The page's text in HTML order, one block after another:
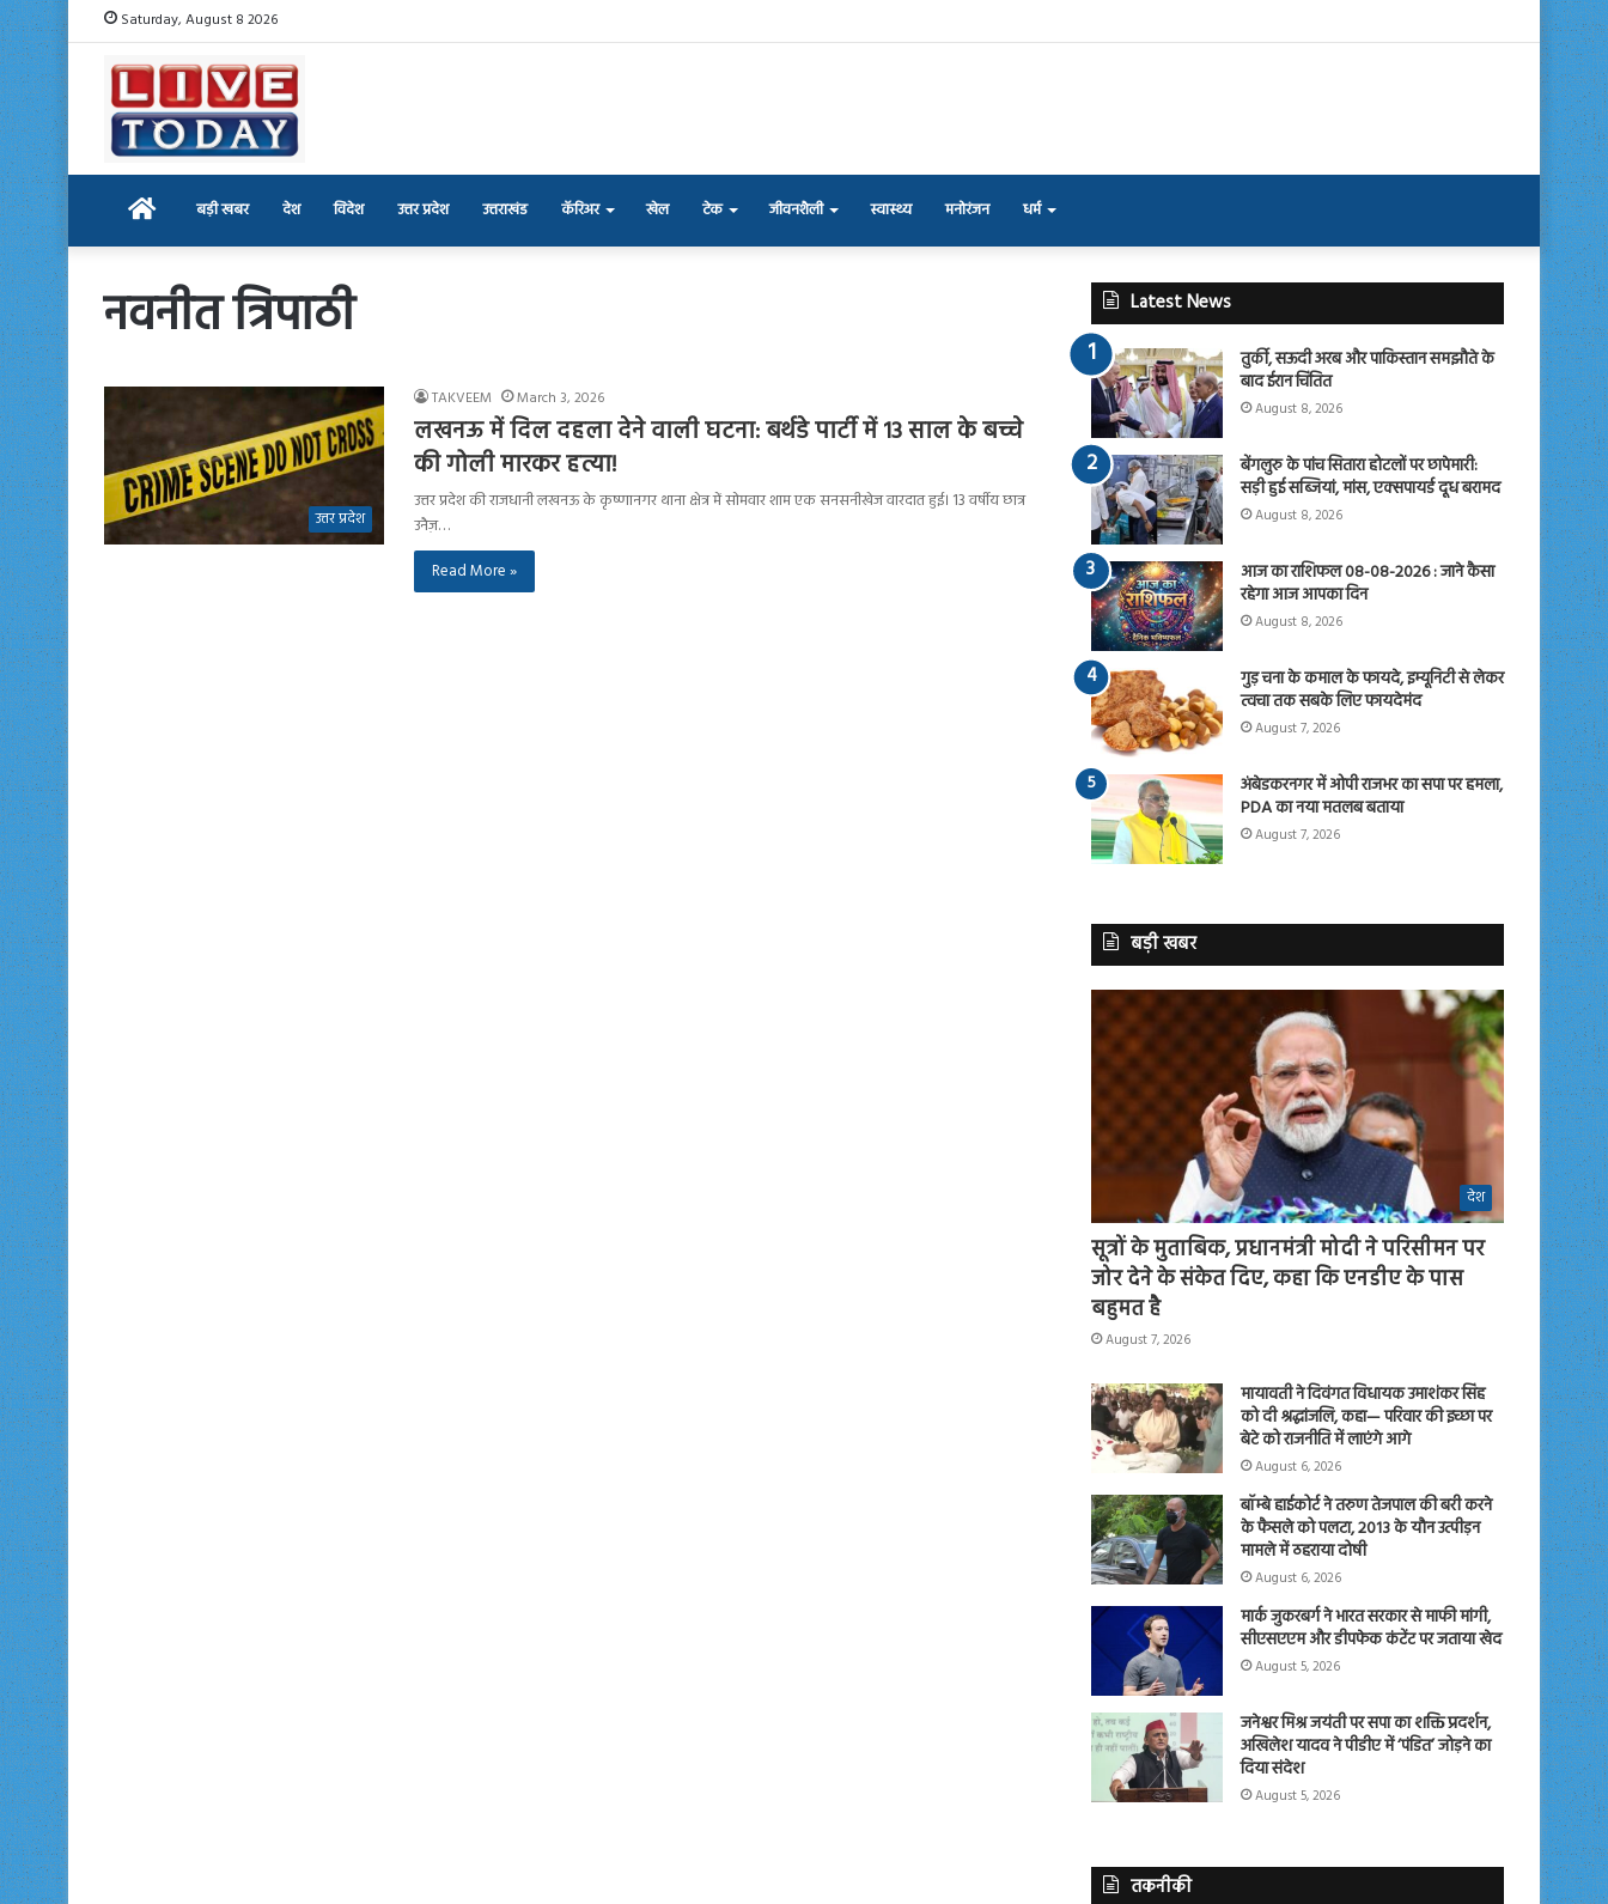
Saturday, August 8 2026
Home बड़ी खबर देश विदेश उत्तर प्रदेश उत्तराखंड कॅरिअर खेल टेक जीवनशैली स्वास्थ्य मनोरंजन धर्म
नवनीत त्रिपाठी
उत्तर प्रदेश
TAKVEEM March 3, 2026
लखनऊ में दिल दहला देने वाली घटना: बर्थडे पार्टी में 13 साल के बच्चे
की गोली मारकर हत्या!
उत्तर प्रदेश की राजधानी लखनऊ के कृष्णानगर थाना क्षेत्र में सोमवार शाम एक सनसनीखेज वारदात हुई। 13 वर्षीय छात्र
उनैज़…
Read More »
Latest News
तुर्की, सऊदी अरब और पाकिस्तान समझौते के
बाद ईरान चिंतित
August 8, 2026
बेंगलुरु के पांच सितारा होटलों पर छापेमारी:
सड़ी हुई सब्जियां, मांस, एक्सपायर्ड दूध बरामद
August 8, 2026
आज का राशिफल 08-08-2026 : जाने कैसा
रहेगा आज आपका दिन
August 8, 2026
गुड़ चना के कमाल के फायदे, इम्यूनिटी से लेकर
त्वचा तक सबके लिए फायदेमंद
August 7, 2026
अंबेडकरनगर में ओपी राजभर का सपा पर हमला,
PDA का नया मतलब बताया
August 7, 2026
बड़ी खबर
देश
सूत्रों के मुताबिक, प्रधानमंत्री मोदी ने परिसीमन पर
जोर देने के संकेत दिए, कहा कि एनडीए के पास
बहुमत है
August 7, 2026
मायावती ने दिवंगत विधायक उमाशंकर सिंह
को दी श्रद्धांजलि, कहा— परिवार की इच्छा पर
बेटे को राजनीति में लाएंगे आगे
August 6, 2026
बॉम्बे हाईकोर्ट ने तरुण तेजपाल की बरी करने
के फैसले को पलटा, 2013 के यौन उत्पीड़न
मामले में ठहराया दोषी
August 6, 2026
मार्क जुकरबर्ग ने भारत सरकार से माफी मांगी,
सीएसएएम और डीपफेक कंटेंट पर जताया खेद
August 5, 2026
जनेश्वर मिश्र जयंती पर सपा का शक्ति प्रदर्शन,
अखिलेश यादव ने पीडीए में ‘पंडित’ जोड़ने का
दिया संदेश
August 5, 2026
तकनीकी